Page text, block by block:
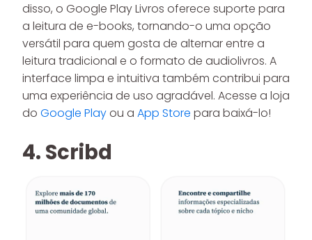
disso, o Google Play Livros oferece suporte para
a leitura de e-books, tornando-o uma opção
versátil para quem gosta de alternar entre a
leitura tradicional e o formato de audiolivros. A
interface limpa e intuitiva também contribui para
uma experiência de uso agradável. Acesse a loja
do Google Playou a App Store para baixá-lo!
4. Scribd